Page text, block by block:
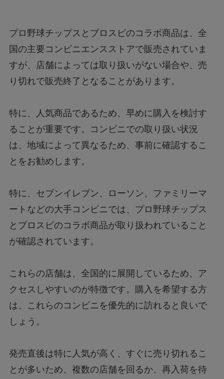
プロ野球チップスとプロスピのコラボ商品は、全
国の主要コンビニエンスストアで販売されていま
すが、店舗によっては取り扱いがない場合や、売
り切れで販売終了となることがあります。
特に、人気商品であるため、早めに購入を検討す
ることが重要です。コンビニでの取り扱い状況
は、地域によって異なるため、事前に確認するこ
とをお勧めします。
特に、セブンイレブン、ローソン、ファミリーマ
ートなどの大手コンビニでは、プロ野球チップス
とプロスピのコラボ商品が取り扱われていること
が確認されています。
これらの店舗は、全国的に展開しているため、ア
クセスしやすいのが特徴です。購入を希望する方
は、これらのコンビニを優先的に訪れると良いで
しょう。
発売直後は特に人気が高く、すぐに売り切れるこ
とが多いため、複数の店舗を回るか、再入荷を待